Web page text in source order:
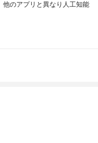
他のアプリと異なり人工知能